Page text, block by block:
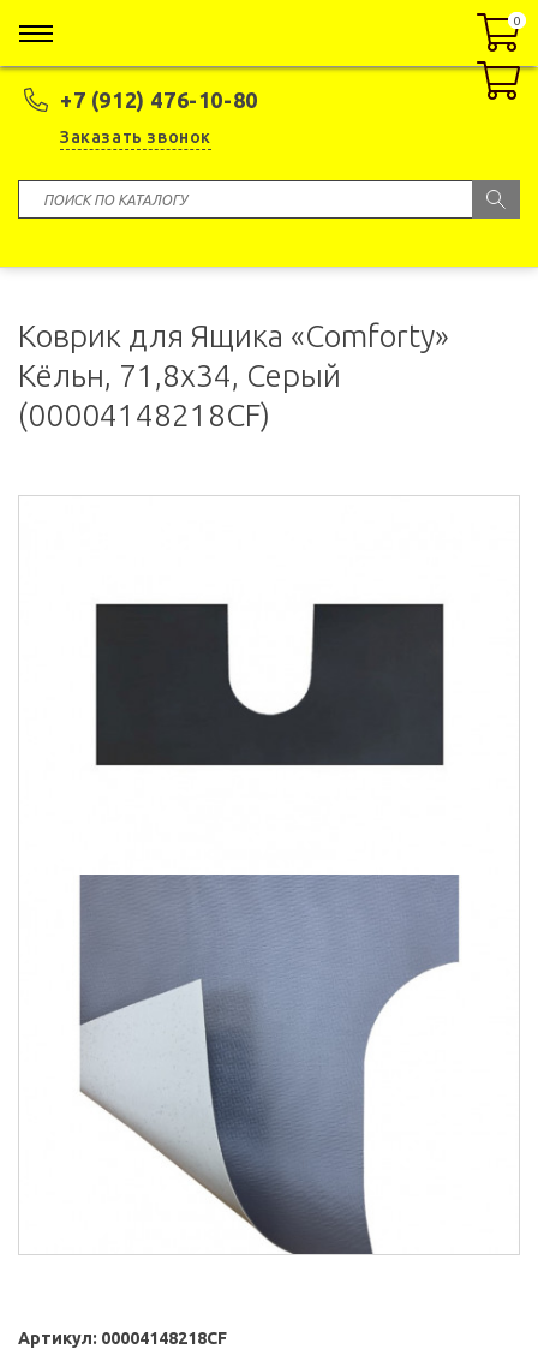
+7 (912) 476-10-80
Заказать звонок
0
0
Коврик для Ящика «Comforty»
Кёльн, 71,8x34, Серый
(00004148218CF)
Артикул: 00004148218CF